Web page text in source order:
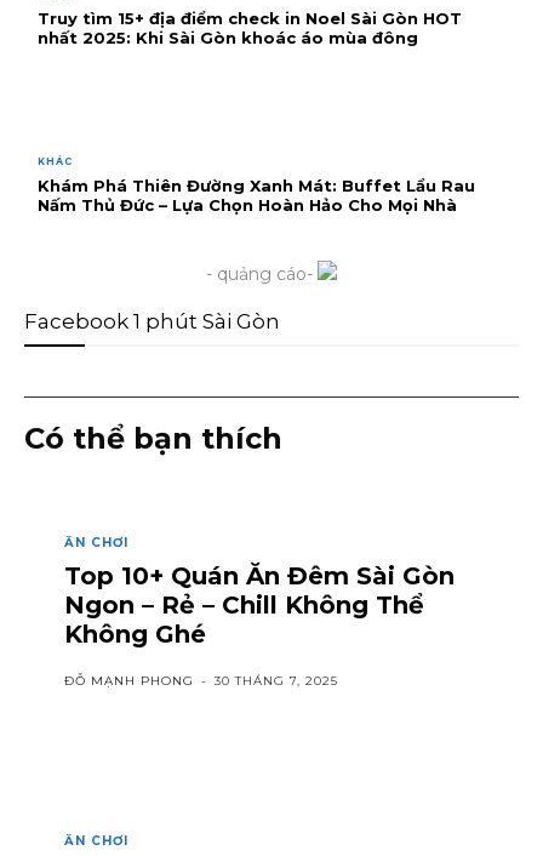
Truy tìm 15+ địa điểm check in Noel Sài Gòn HOT
nhất 2025: Khi Sài Gòn khoác áo mùa đông
KHÁC
Khám Phá Thiên Đường Xanh Mát: Buffet Lẩu Rau
Nấm Thủ Đức – Lựa Chọn Hoàn Hảo Cho Mọi Nhà
- quảng cáo-
Facebook 1 phút Sài Gòn
Có thể bạn thích
ĂN CHƠI
Top 10+ Quán Ăn Đêm Sài Gòn
Ngon – Rẻ – Chill Không Thể
Không Ghé
ĐỖ MẠNH PHONG - 30 THÁNG 7, 2025
ĂN CHƠI